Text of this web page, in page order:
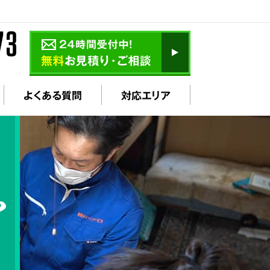
よくある質問 対応エリア